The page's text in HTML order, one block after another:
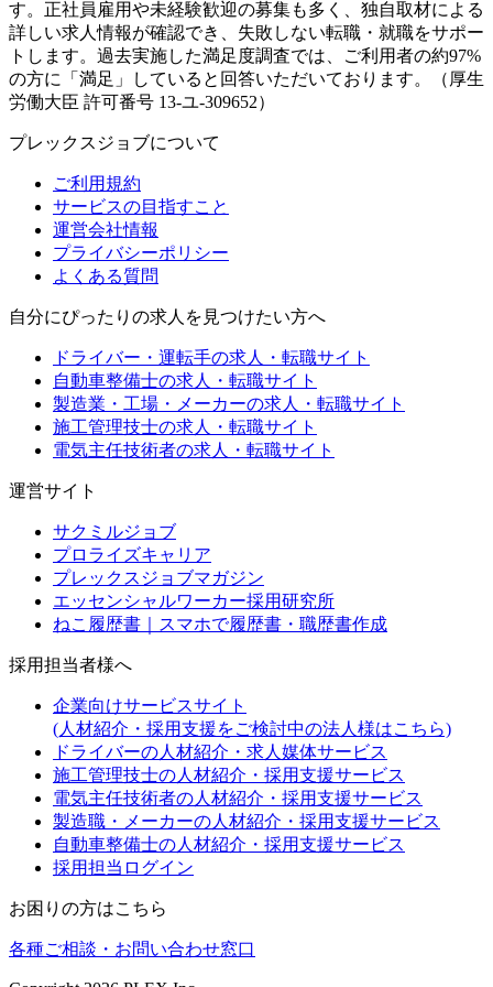
す。正社員雇用や未経験歓迎の募集も多く、独自取材による
詳しい求人情報が確認でき、失敗しない転職・就職をサポー
トします。過去実施した満足度調査では、ご利用者の約97%
の方に「満足」していると回答いただいております。（厚生
労働大臣 許可番号 13-ユ-309652）
プレックスジョブについて
ご利用規約
サービスの目指すこと
運営会社情報
プライバシーポリシー
よくある質問
自分にぴったりの求人を見つけたい方へ
ドライバー・運転手の求人・転職サイト
自動車整備士の求人・転職サイト
製造業・工場・メーカーの求人・転職サイト
施工管理技士の求人・転職サイト
電気主任技術者の求人・転職サイト
運営サイト
サクミルジョブ
プロライズキャリア
プレックスジョブマガジン
エッセンシャルワーカー採用研究所
ねこ履歴書｜スマホで履歴書・職歴書作成
採用担当者様へ
企業向けサービスサイト
(人材紹介・採用支援をご検討中の法人様はこちら)
ドライバーの人材紹介・求人媒体サービス
施工管理技士の人材紹介・採用支援サービス
電気主任技術者の人材紹介・採用支援サービス
製造職・メーカーの人材紹介・採用支援サービス
自動車整備士の人材紹介・採用支援サービス
採用担当ログイン
お困りの方はこちら
各種ご相談・お問い合わせ窓口